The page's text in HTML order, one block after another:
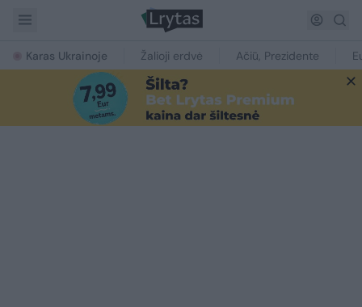
Karas Ukrainoje Žalioji erdvė Ačiū, Prezidente